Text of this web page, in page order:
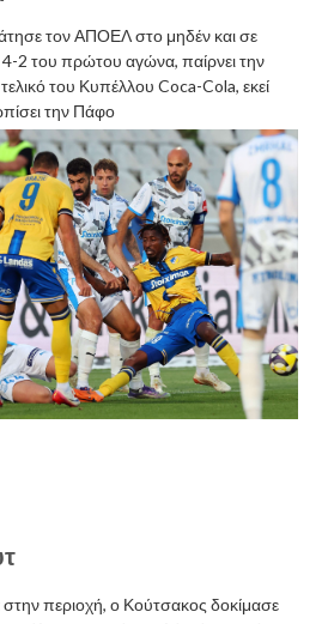
τον ΑΠΟΕΛ στο μηδέν και σε
2 του πρώτου αγώνα, παίρνει την
του Κυπέλλου Coca-Cola, εκεί
την Πάφο
περιοχή, ο Κούτσακος δοκίμασε